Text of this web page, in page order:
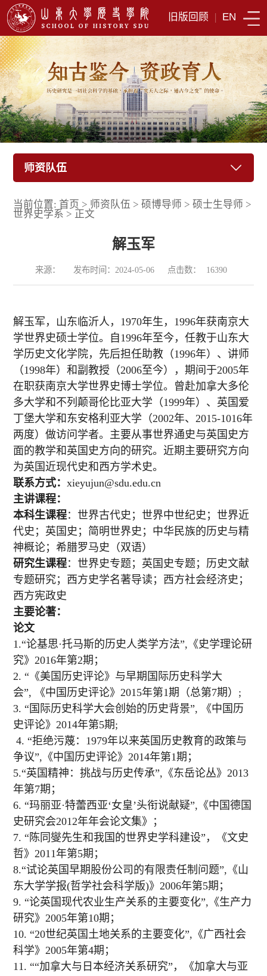
旧版回顾 | EN
师资队伍
当前位置: 首页 > 师资队伍 >硕博导师 >硕士生导师 >
世界史学系 > 正文
解玉军
来源： 发布时间：2024-05-06 点击数： 16390
解玉军，山东临沂人， 1970年生，1996年获南京大
学世界史硕士学位。自 1996年至今，任教于山东大
学历史文化学院， 先后担任助教（1996年）、讲师
（1998年）和副教授（2006至今） ，期间于2005年
在职获南京大学世界史博士学位。曾赴加拿大多伦
多大学和不列颠哥伦比亚大学 （1999年） 、英国爱
丁堡大学和东安格利亚大学 （2002年、2015-1016年
两度）做访问学者。 主要从事世界通史与英国史方
面的教学和英国史方向的研究。近期主要研究方向
为英国近现代史和西方学术史。
联系方式：xieyujun@sdu.edu.cn
主讲课程：
本科生课程：世界古代史；世界中世纪史；世界近
代史；英国史；简明世界史；中华民族的历史与精
神概论；希腊罗马史（双语）
研究生课程：世界史专题；英国史专题；历史文献
专题研究；西方史学名著导读；西方社会经济史；
西方宪政史
主要论著：
论文
1.“论基思·托马斯的历史人类学方法”,《史学理论研
究》2016年第2期；
2. “ 《美国历史评论》与早期国际历史科学大
会”, 《中国历史评论》2015年第1期（总第7期） ;
3. “国际历史科学大会创始的历史背景”,
《中国历
史评论》2014年第5期;
4. “拒绝污蔑：1979年以来英国历史教育的政策与
争议”,《中国历史评论》2014年第1期；
5.“英国精神：挑战与历史传承”,《东岳论丛》2013
年第7期；
6. “玛丽亚·特蕾西亚‘女皇’头衔说献疑”, 《中国德国
史研究会2012年年会论文集》；
7. “陈同燮先生和我国的世界史学科建设”，《文史
哲》2011年第5期；
8.“试论英国早期股份公司的有限责任制问题”,《山
东大学学报(哲学社会科学版)》2006年第5期 ；
9. “论英国现代农业生产关系的主要变化”, 《生产力
研究》2005年第10期；
10. “20世纪英国土地关系的主要变化”,《广西社会
科学》2005年第4期 ；
11. ““加拿大与日本经济关系研究”，《加拿大与亚